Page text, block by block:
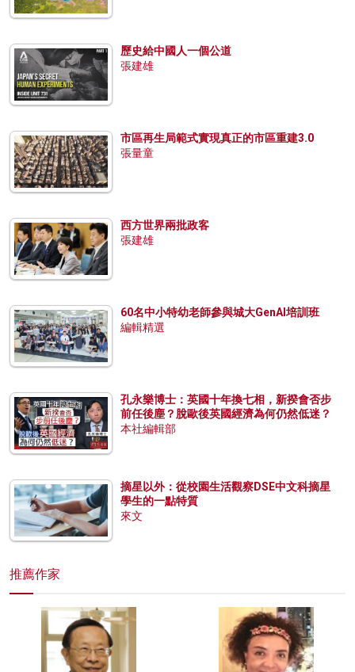
歷史給中國人一個公道
張建雄
市區再生局範式實現真正的市區重建3.0
張量童
西方世界兩批政客
張建雄
60名中小特幼老師參與城大GenAI培訓班
編輯精選
孔永樂博士：英國十年換七相，新揆會否步
前任後塵？脫歐後英國經濟為何仍然低迷？
本社編輯部
摘星以外：從校園生活觀察DSE中文科摘星
學生的一點特質
來文
推薦作家